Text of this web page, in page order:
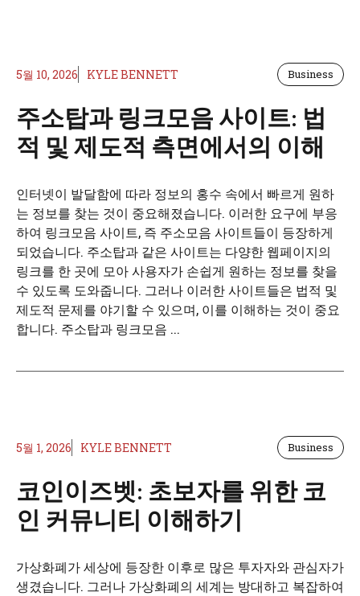
5월 10, 2026 KYLE BENNETT Business
주소탑과 링크모음 사이트: 법
적 및 제도적 측면에서의 이해
인터넷이 발달함에 따라 정보의 홍수 속에서 빠르게 원하
는 정보를 찾는 것이 중요해졌습니다. 이러한 요구에 부응
하여 링크모음 사이트, 즉 주소모음 사이트들이 등장하게
되었습니다. 주소탑과 같은 사이트는 다양한 웹페이지의
링크를 한 곳에 모아 사용자가 손쉽게 원하는 정보를 찾을
수 있도록 도와줍니다. 그러나 이러한 사이트들은 법적 및
제도적 문제를 야기할 수 있으며, 이를 이해하는 것이 중요
합니다. 주소탑과 링크모음 ...
5월 1, 2026 KYLE BENNETT Business
코인이즈벳: 초보자를 위한 코
인 커뮤니티 이해하기
가상화폐가 세상에 등장한 이후로 많은 투자자와 관심자가
생겼습니다. 그러나 가상화폐의 세계는 방대하고 복잡하여